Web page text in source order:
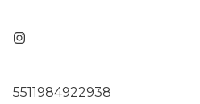
5511984922938